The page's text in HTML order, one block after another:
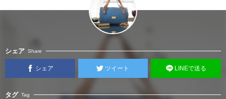
シェア Share
シェア ツイート LINEで送る
タグ Tag